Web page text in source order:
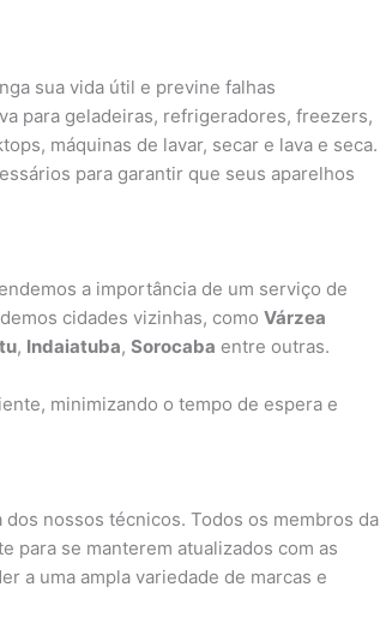
sua vida útil e previne falhas
para geladeiras, refrigeradores, freezers,
máquinas de lavar, secar e lava e seca.
para garantir que seus aparelhos
a importância de um serviço de
cidades vizinhas, como Várzea
, Indaiatuba, Sorocaba entre outras.
minimizando o tempo de espera e
nossos técnicos. Todos os membros da
para se manterem atualizados com as
a uma ampla variedade de marcas e